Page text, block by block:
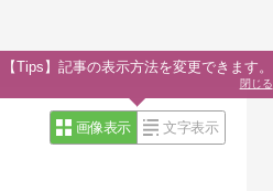
画像表示 文字表示
【Tips】記事の表示方法を変更できます。
閉じる